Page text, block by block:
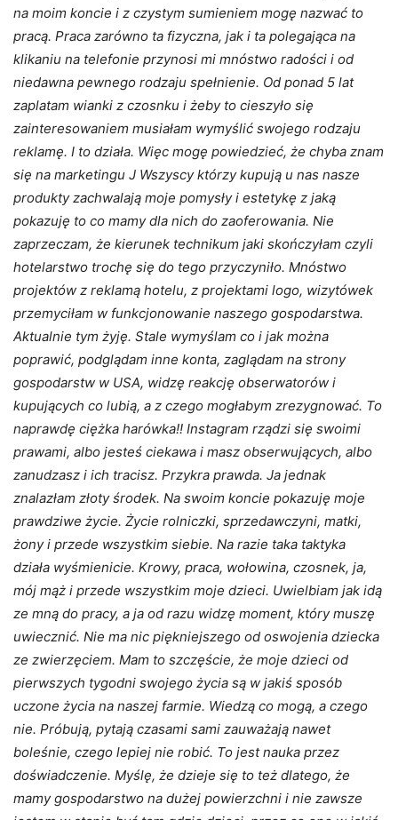
na moim koncie i z czystym sumieniem mogę nazwać to
pracą. Praca zarówno ta fizyczna, jak i ta polegająca na
klikaniu na telefonie przynosi mi mnóstwo radości i od
niedawna pewnego rodzaju spełnienie. Od ponad 5 lat
zaplatam wianki z czosnku i żeby to cieszyło się
zainteresowaniem musiałam wymyślić swojego rodzaju
reklamę. I to działa. Więc mogę powiedzieć, że chyba znam
się na marketingu J Wszyscy którzy kupują u nas nasze
produkty zachwalają moje pomysły i estetykę z jaką
pokazuję to co mamy dla nich do zaoferowania. Nie
zaprzeczam, że kierunek technikum jaki skończyłam czyli
hotelarstwo trochę się do tego przyczyniło. Mnóstwo
projektów z reklamą hotelu, z projektami logo, wizytówek
przemyciłam w funkcjonowanie naszego gospodarstwa.
Aktualnie tym żyję. Stale wymyślam co i jak można
poprawić, podglądam inne konta, zaglądam na strony
gospodarstw w USA, widzę reakcję obserwatorów i
kupujących co lubią, a z czego mogłabym zrezygnować. To
naprawdę ciężka harówka!! Instagram rządzi się swoimi
prawami, albo jesteś ciekawa i masz obserwujących, albo
zanudzasz i ich tracisz. Przykra prawda. Ja jednak
znalazłam złoty środek. Na swoim koncie pokazuję moje
prawdziwe życie. Życie rolniczki, sprzedawczyni, matki,
żony i przede wszystkim siebie. Na razie taka taktyka
działa wyśmienicie. Krowy, praca, wołowina, czosnek, ja,
mój mąż i przede wszystkim moje dzieci. Uwielbiam jak idą
ze mną do pracy, a ja od razu widzę moment, który muszę
uwiecznić. Nie ma nic piękniejszego od oswojenia dziecka
ze zwierzęciem. Mam to szczęście, że moje dzieci od
pierwszych tygodni swojego życia są w jakiś sposób
uczone życia na naszej farmie. Wiedzą co mogą, a czego
nie. Próbują, pytają czasami sami zauważają nawet
boleśnie, czego lepiej nie robić. To jest nauka przez
doświadczenie. Myślę, że dzieje się to też dlatego, że
mamy gospodarstwo na dużej powierzchni i nie zawsze